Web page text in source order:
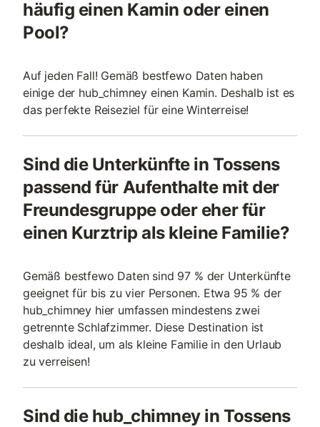
häufig einen Kamin oder einen
Pool?
Auf jeden Fall! Gemäß bestfewo Daten haben
einige der hub_chimney einen Kamin. Deshalb ist es
das perfekte Reiseziel für eine Winterreise!
Sind die Unterkünfte in Tossens
passend für Aufenthalte mit der
Freundesgruppe oder eher für
einen Kurztrip als kleine Familie?
Gemäß bestfewo Daten sind 97 % der Unterkünfte
geeignet für bis zu vier Personen. Etwa 95 % der
hub_chimney hier umfassen mindestens zwei
getrennte Schlafzimmer. Diese Destination ist
deshalb ideal, um als kleine Familie in den Urlaub
zu verreisen!
Sind die hub_chimney in Tossens